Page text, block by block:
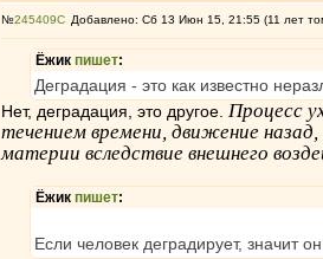
№245409 Добавлено: Сб 13 Июн 15, 21:55 (11 лет
Ёжик пишет:
Деградация - это как известно
Нет, деградация, это другое. Процесс
течением времени, движение
материи вследствие внешнего
Ёжик пишет:
Если человек деградирует, значит